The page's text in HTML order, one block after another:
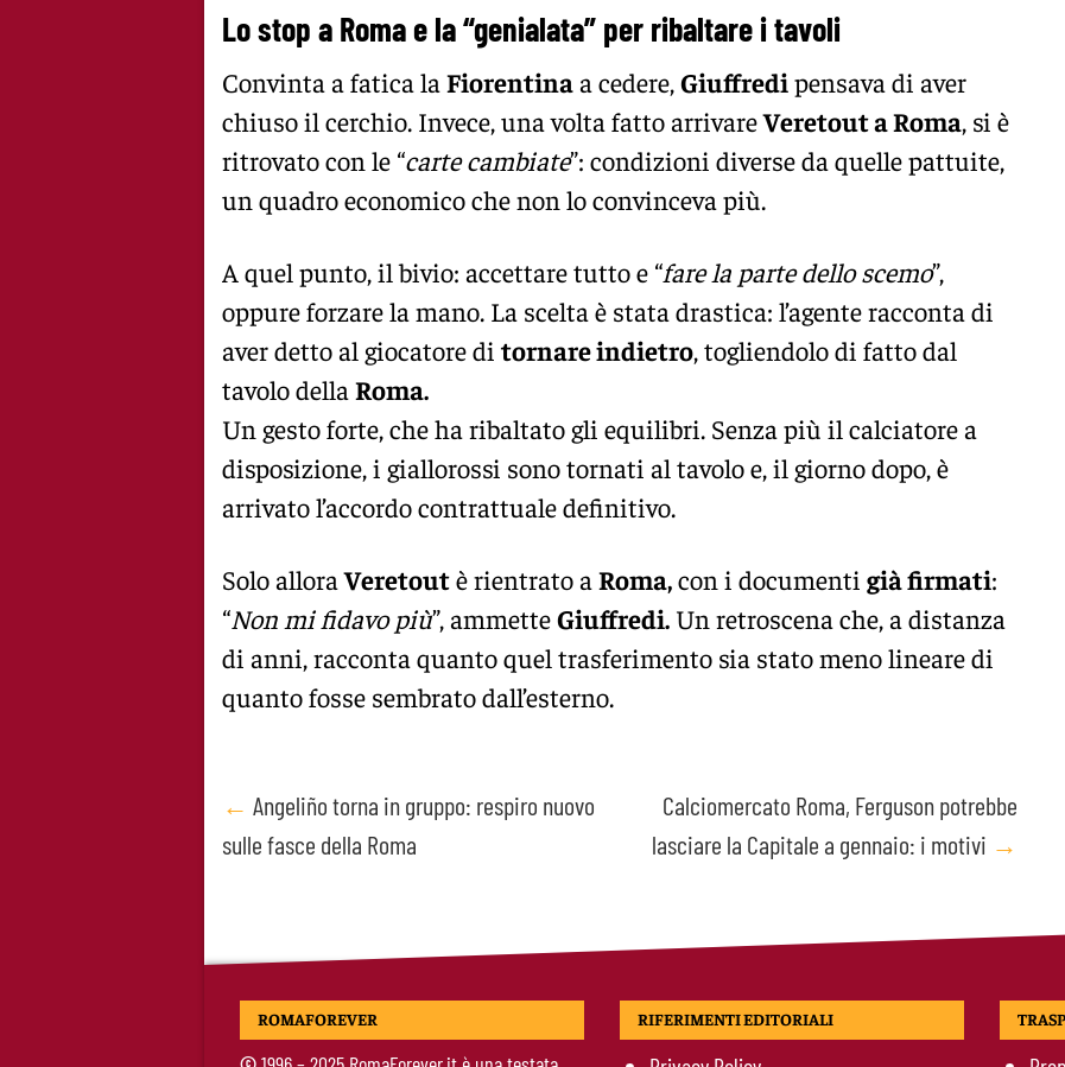
Lo stop a Roma e la “genialata” per ribaltare i tavoli
Convinta a fatica la Fiorentinaa cedere,Giuffredipensava di aver
chiuso il cerchio. Invece, una volta fatto arrivareVeretout a Roma, si è
ritrovato con le “carte cambiate”: condizioni diverse da quelle pattuite,
un quadro economico che non lo convinceva più.
A quel punto, il bivio: accettare tutto e “fare la parte dello scemo”,
oppure forzare la mano. La scelta è stata drastica: l’agente racconta di
aver detto al giocatore di tornare indietro, togliendolo di fatto dal
tavolo della Roma.
Un gesto forte, che ha ribaltato gli equilibri. Senza più il calciatore a
disposizione, i giallorossi sono tornati al tavolo e, il giorno dopo, è
arrivato l’accordo contrattuale definitivo.
Solo alloraVeretoutè rientrato a Roma,con i documenti già firmati:
“Non mi fidavo più”, ammetteGiuffredi. Un retroscena che, a distanza
di anni, racconta quanto quel trasferimento sia stato meno lineare di
quanto fosse sembrato dall’esterno.
Post
navigation
← Angeliño torna in gruppo: respiro nuovo
sulle fasce della Roma
Calciomercato Roma, Ferguson potrebbe
lasciare la Capitale a gennaio: i motivi →
ROMAFOREVER RIFERIMENTI EDITORIALI